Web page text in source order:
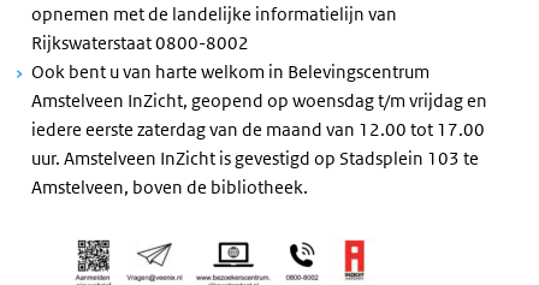
opnemen met de landelijke informatielijn van
Rijkswaterstaat 0800-8002
Ook bent u van harte welkom in Belevingscentrum
Amstelveen InZicht, geopend op woensdag t/m vrijdag en
iedere eerste zaterdag van de maand van 12.00 tot 17.00
uur. Amstelveen InZicht is gevestigd op Stadsplein 103 te
Amstelveen, boven de bibliotheek.